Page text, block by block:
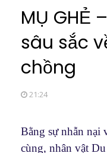
MỤ GHẺ
sâu sắc
chồng
21:24
Bằng sự nhẫn nại
cùng, nhân vật